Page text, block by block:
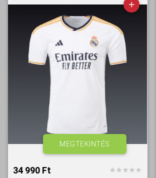
34 990 Ft‎
MEGTEKINTÉS